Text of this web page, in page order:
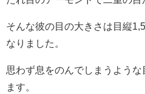
そんな彼の目の大きさは目縦
なりました。
思わず息をのんでしまうような
ます。